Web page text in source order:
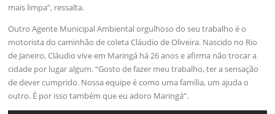
mais limpa”, ressalta.
Outro Agente Municipal Ambiental orgulhoso do seu trabalho é o
motorista do caminhão de coleta Cláudio de Oliveira. Nascido no Rio
de Janeiro, Cláudio vive em Maringá há 26 anos e afirma não trocar a
cidade por lugar algum. “Gosto de fazer meu trabalho, ter a sensação
de dever cumprido. Nossa equipe é como uma família, um ajuda o
outro. É por isso também que eu adoro Maringá”.